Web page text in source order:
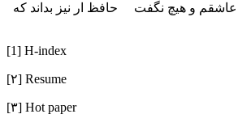
و هیچ نگفت حافظ ار نیز بداند که
[1] H-index
[۲] Resume
[۳] Hot paper